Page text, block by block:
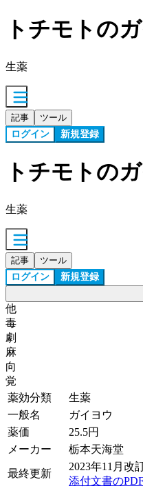
トチモトの
生薬
記事 ツール
ログイン 新規登録
トチモトの
生薬
記事 ツール
ログイン 新規登録
他
毒
劇
麻
向
覚
薬効分類
生薬
一般名
ガイヨウ
薬価
25.5円
メーカー
栃本天海堂
最終更新
2023年11月改
添付文書の